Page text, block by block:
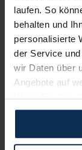
laufen. So
behalten und
personalisierte
der Service
wir Daten über
Angebote auf
Wenn Sie das
und erlauben
verwenden
etwa an
1.
Du
Du